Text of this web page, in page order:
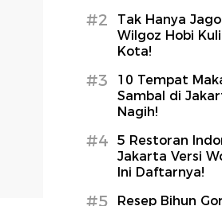
#2
Tak Hanya
Wilgoz Hobi
Kota!
#3
10 Tempat
Sambal di
Nagih!
#4
5 Restoran
Jakarta Versi
Ini Daftarnya!
#5
Resep Bihun